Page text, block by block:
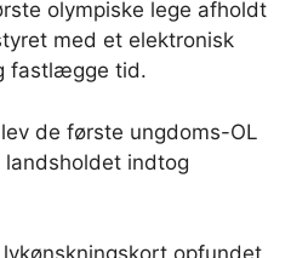
olympiske lege afholdt
med et elektronisk
fastlægge tid.
de første ungdoms-OL
indtog